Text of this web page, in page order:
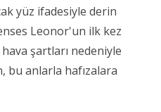
yüz ifadesiyle derin
Leonor'un ilk kez
şartları nedeniyle
bu anlarla hafızalara